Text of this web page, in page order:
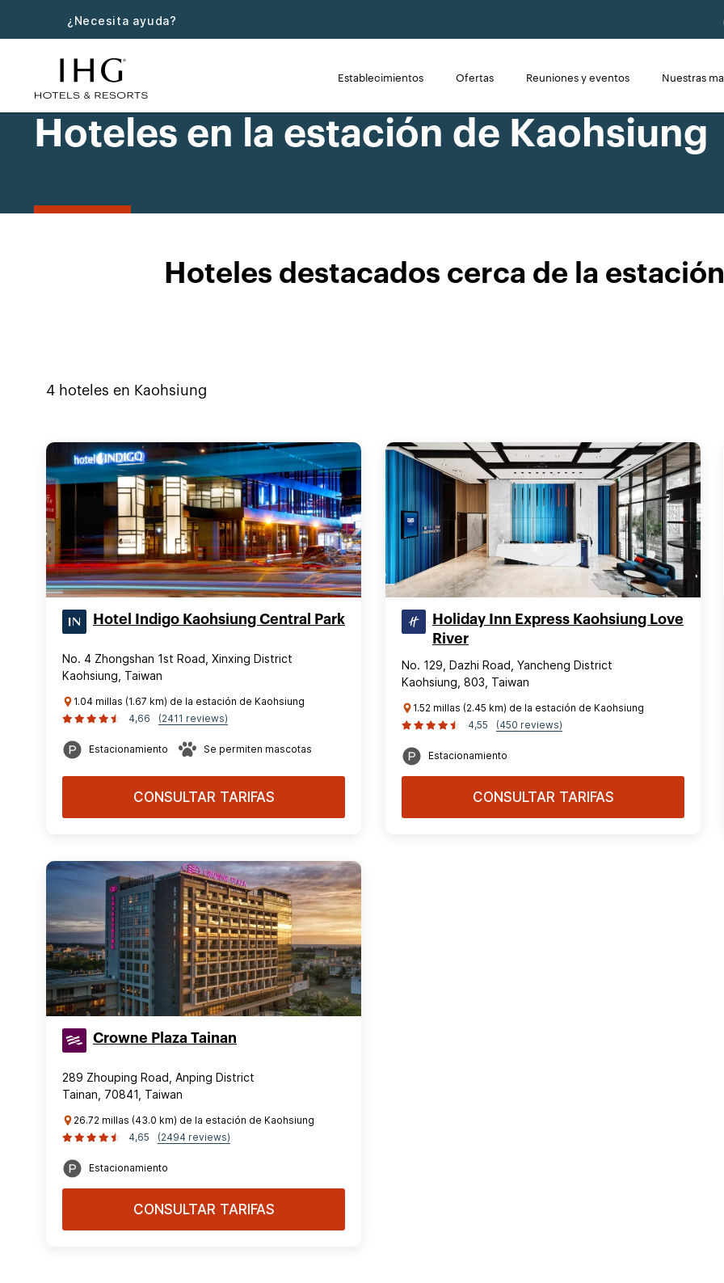
¿Necesita ayuda?
Establecimientos Ofertas Reuniones y eventos Nuestras
Hoteles en la estación de Kaohsiung
Hoteles destacados cerca de la
4 hoteles en Kaohsiung
Hotel Indigo Kaohsiung Central Park
No. 4 Zhongshan 1st Road, Xinxing District
Kaohsiung, Taiwan
1.04 millas (1.67 km) de la estación de Kaohsiung
4,66
(2411 reviews)
Estacionamiento Se permiten mascotas
CONSULTAR TARIFAS
Holiday Inn Express Kaohsiung Love
River
No. 129, Dazhi Road, Yancheng District
Kaohsiung, 803, Taiwan
1.52 millas (2.45 km) de la estación de Kaohsiung
4,55
(450 reviews)
Estacionamiento
CONSULTAR TARIFAS
Crowne Plaza Tainan
289 Zhouping Road, Anping District
Tainan, 70841, Taiwan
26.72 millas (43.0 km) de la estación de Kaohsiung
4,65
(2494 reviews)
Estacionamiento
CONSULTAR TARIFAS